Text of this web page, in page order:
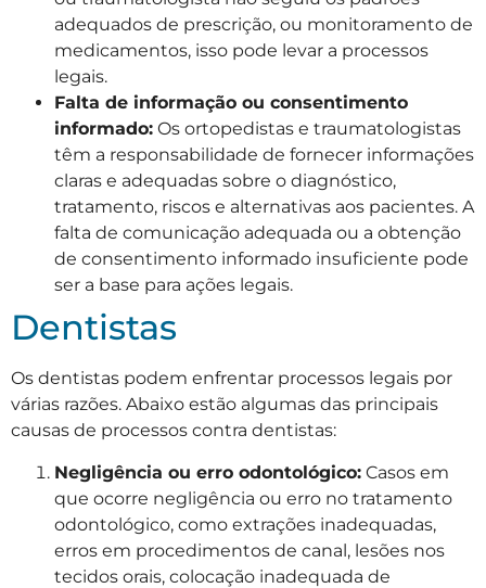
adequados de prescrição, ou monitoramento de
medicamentos, isso pode levar a processos
legais.
Falta de informação ou consentimento
informado: Os ortopedistas e traumatologistas
têm a responsabilidade de fornecer informações
claras e adequadas sobre o diagnóstico,
tratamento, riscos e alternativas aos pacientes. A
falta de comunicação adequada ou a obtenção
de consentimento informado insuficiente pode
ser a base para ações legais.
Dentistas
Os dentistas podem enfrentar processos legais por
várias razões. Abaixo estão algumas das principais
causas de processos contra dentistas:
Negligência ou erro odontológico: Casos em
que ocorre negligência ou erro no tratamento
odontológico, como extrações inadequadas,
erros em procedimentos de canal, lesões nos
tecidos orais, colocação inadequada de